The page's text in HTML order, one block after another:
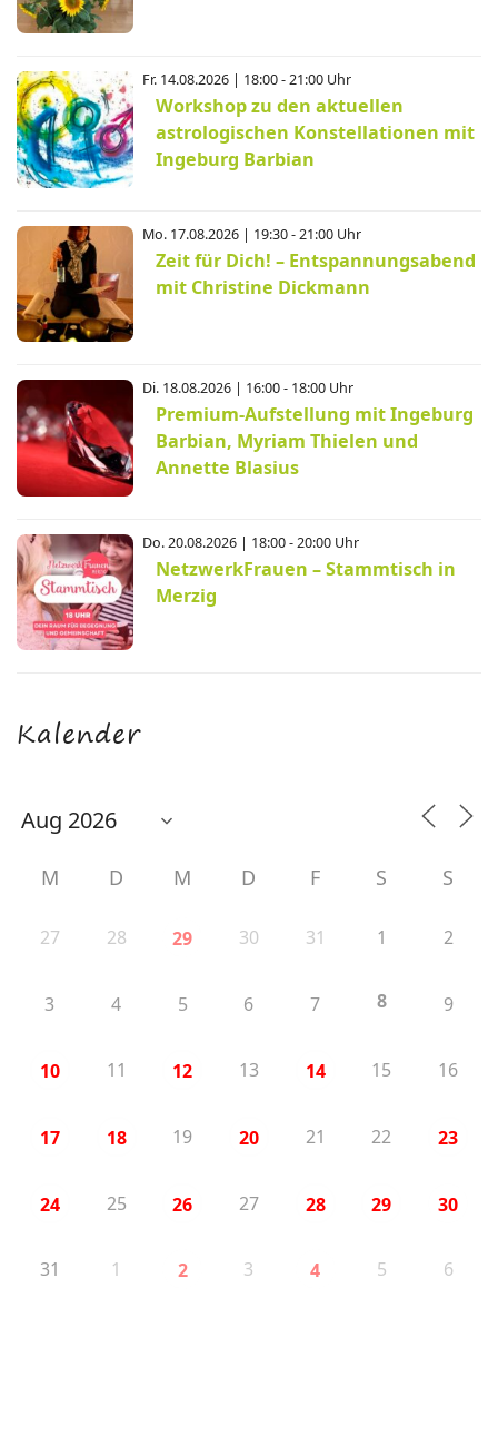
Fr. 14.08.2026 | 18:00 - 21:00 Uhr
Workshop zu den aktuellen
astrologischen Konstellationen mit
Ingeburg Barbian
Mo. 17.08.2026 | 19:30 - 21:00 Uhr
Zeit für Dich! – Entspannungsabend
mit Christine Dickmann
Di. 18.08.2026 | 16:00 - 18:00 Uhr
Premium-Aufstellung mit Ingeburg
Barbian, Myriam Thielen und
Annette Blasius
Do. 20.08.2026 | 18:00 - 20:00 Uhr
NetzwerkFrauen – Stammtisch in
Merzig
Kalender
M D M D F S S
27 28 29 30 31 1 2
3 4 5 6 7 8 9
10 11 12 13 14 15 16
17 18 19 20 21 22 23
24 25 26 27 28 29 30
31 1 2 3 4 5 6